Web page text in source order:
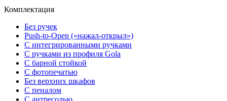
Комплектация
Без ручек
Push-to-Open («нажал-открыл»)
С интегрированными ручками
С ручками из профиля Gola
С барной стойкой
С фотопечатью
Без верхних шкафов
С пеналом
С антресолью